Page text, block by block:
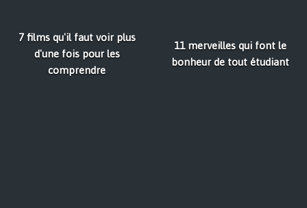
7 films qu'il faut voir plus
d'une fois pour les
comprendre
11 merveilles qui font le
bonheur de tout étudiant